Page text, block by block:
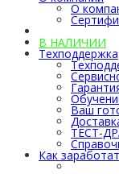
О
Каталог
В НАЛИЧИИ
Техподдержка
Ваш
ТЕСТ-
Как
Как